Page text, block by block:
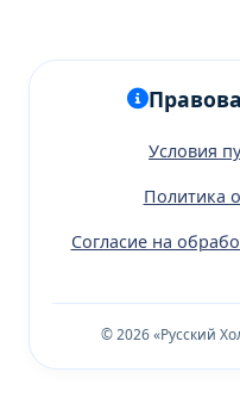
Условия
Политика
Согласие на
© 2026 «Русский